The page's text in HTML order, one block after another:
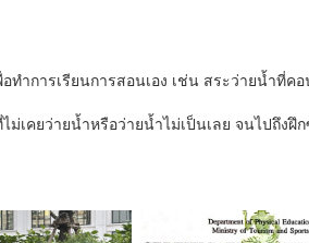
ทำการเรียนการสอนเอง เช่น สระว่ายน้ำที่
เคยว่ายน้ำหรือว่ายน้ำไม่เป็นเลย จนไปถึง